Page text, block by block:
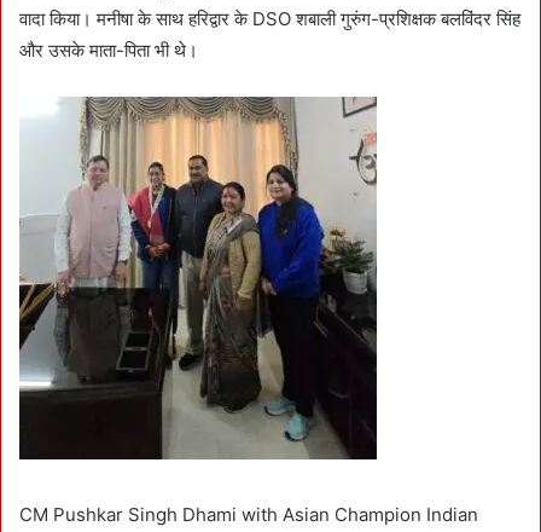
वादा किया। मनीषा के साथ हरिद्वार के DSO शबाली गुरुंग-प्रशिक्षक बलविंदर सिंह
और उसके माता-पिता भी थे।
CM Pushkar Singh Dhami with Asian Champion Indian